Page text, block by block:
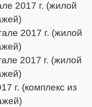
2017 г. (жилой
2017 г. (жилой
2017 г. (жилой
г. (комплекс из